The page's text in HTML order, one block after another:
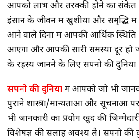
आपको लाभ और तरक्की होने का संकेत
इंसान के जीवन में खुशीया और समृद्धि में
आने वाले दिनों में आपकी आर्थिक
आएगा और आपकी सारी समस्या दूर हो
के रहस्य जानने के लिए सपनो की
सपनो की दुनिया में आपको जो भी
पुराने शास्त्रों/मान्यताओं और सूचनाओं
भी जानकारी का प्रयोग खुद की
विशेषज्ञ की सलाह अवश्य ले। सपनो की